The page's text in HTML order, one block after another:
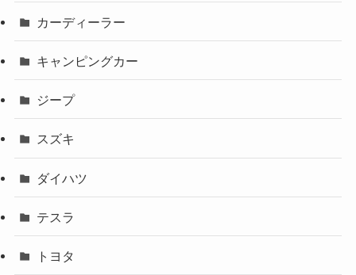
カーディーラー
キャンピングカー
ジープ
スズキ
ダイハツ
テスラ
トヨタ